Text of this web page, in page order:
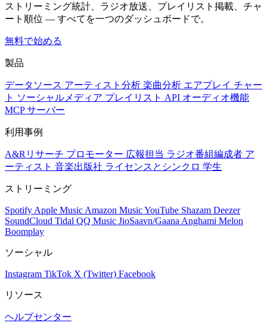
ストリーミング統計、ラジオ放送、プレイリスト掲載、チャ
ート順位 — すべてを一つのダッシュボードで。
無料で始める
製品
データソース アーティスト分析 楽曲分析 エアプレイ チャー
ト ソーシャルメディア プレイリスト API オーディオ機能
MCP サーバー
利用事例
A&Rリサーチ プロモーター 広報担当 ラジオ番組編成者 ア
ーティスト 音楽出版社 ライセンスとシンクロ 学生
ストリーミング
Spotify Apple Music Amazon MusicYouTube Shazam Deezer
SoundCloud Tidal QQ Music JioSaavn/Gaana Anghami Melon
Boomplay
ソーシャル
Instagram TikTok X (Twitter) Facebook
リソース
ヘルプセンター